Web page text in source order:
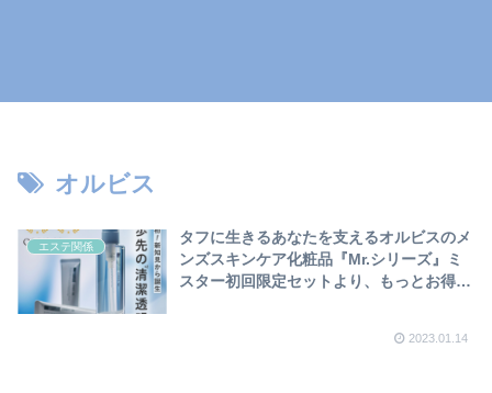
オルビス
エステ関係
タフに生きるあなたを支えるオルビスのメ
ンズスキンケア化粧品『Mr.シリーズ』ミ
スター初回限定セットより、もっとお得な
2023.01.14